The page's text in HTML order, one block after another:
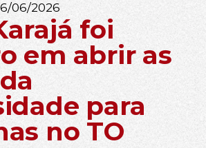
06/2026
foi
em abrir as
para
no TO